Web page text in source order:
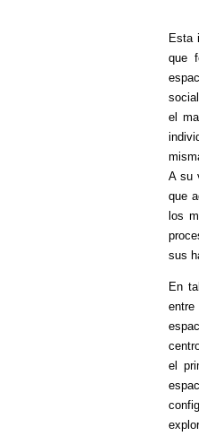
Esta
que
el
A su
que
los
sus
En
el